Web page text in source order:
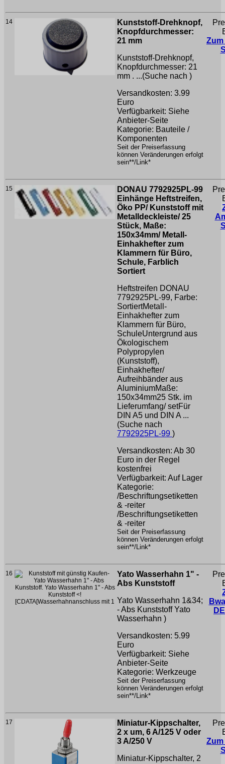
14
Kunststoff-Drehknopf,
Knopfdurchmesser:
21 mm
Kunststoff-Drehknopf,
Knopfdurchmesser: 21
mm . ...(Suche nach )
Versandkosten: 3.99
Euro
Verfügbarkeit: Siehe
Anbieter-Seite
Kategorie: Bauteile /
Komponenten
Seit der Preiserfassung
können Veränderungen erfolgt
sein**/Link*
Zum
15
DONAU 7792925PL-99
Einhänge Heftstreifen,
Öko PP/ Kunststoff mit
Metalldeckleiste/ 25
Stück, Maße:
150x34mm/ Metall-
Einhakhefter zum
Klammern für Büro,
Schule, Farblich
Sortiert
Heftstreifen DONAU
7792925PL-99, Farbe:
SortiertMetall-
Einhakhefter zum
Klammern für Büro,
SchuleUntergrund aus
Ökologischem
Polypropylen
(Kunststoff),
Einhakhefter/
Aufreihbänder aus
AluminiumMaße:
150x34mm25 Stk. im
Lieferumfang/ setFür
DIN A5 und DIN A ...
(Suche nach
7792925PL-99 )
Versandkosten: Ab 30
Euro in der Regel
kostenfrei
Verfügbarkeit: Auf Lager
Kategorie:
/Beschriftungsetiketten
& -reiter
/Beschriftungsetiketten
& -reiter
Seit der Preiserfassung
können Veränderungen erfolgt
sein**/Link*
16
Yato Wasserhahn 1" -
Abs Kunststoff
Yato Wasserhahn 1&34;
- Abs KunststoffYato
Wasserhahn )
Versandkosten: 5.99
Euro
Verfügbarkeit: Siehe
Anbieter-Seite
Kategorie: Werkzeuge
Seit der Preiserfassung
können Veränderungen erfolgt
sein**/Link*
17
Miniatur-Kippschalter,
2 x um, 6 A/125 V oder
3 A/250 V
Miniatur-Kippschalter, 2
Zum